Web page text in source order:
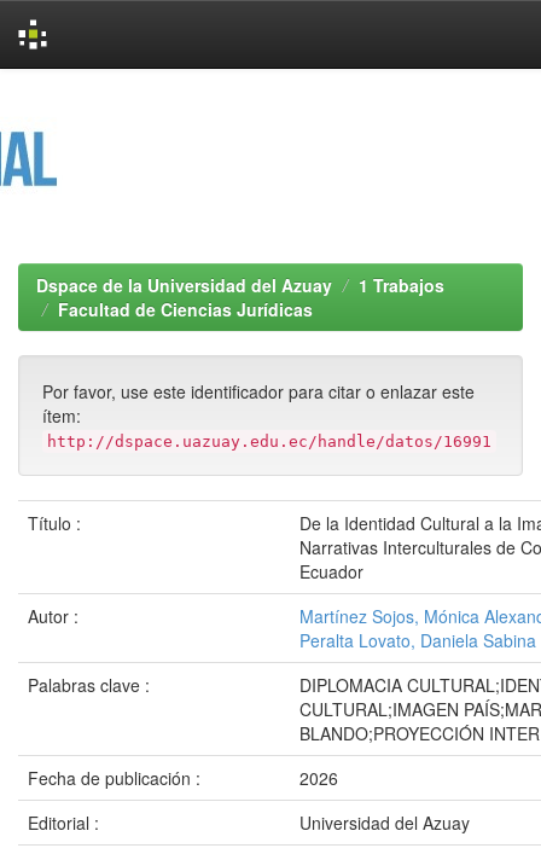
Dspace de la Universidad del Azuay
1 Trabajos
Facultad de Ciencias Jurídicas
Por favor, use este identificador para citar o enlazar este
ítem:
http://dspace.uazuay.edu.ec/handle/datos/16991
Título :
De la Identidad Cultural a la
Narrativas Interculturales de
Ecuador
Autor :
Martínez Sojos, Mónica
Peralta Lovato, Daniela Sabina
Palabras clave :
DIPLOMACIA
CULTURAL;IMAGEN
BLANDO;PROYECCIÓN
Fecha de publicación :
2026
Editorial :
Universidad del Azuay